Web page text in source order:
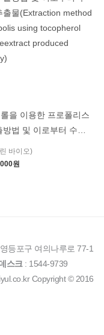
을 이용한 프로폴리스
방법 및 이로부터 수득
using tocopherol
바이오)
원
등포구 여의나루로 77-1
스크: 1544-9739
Copyright © 2016